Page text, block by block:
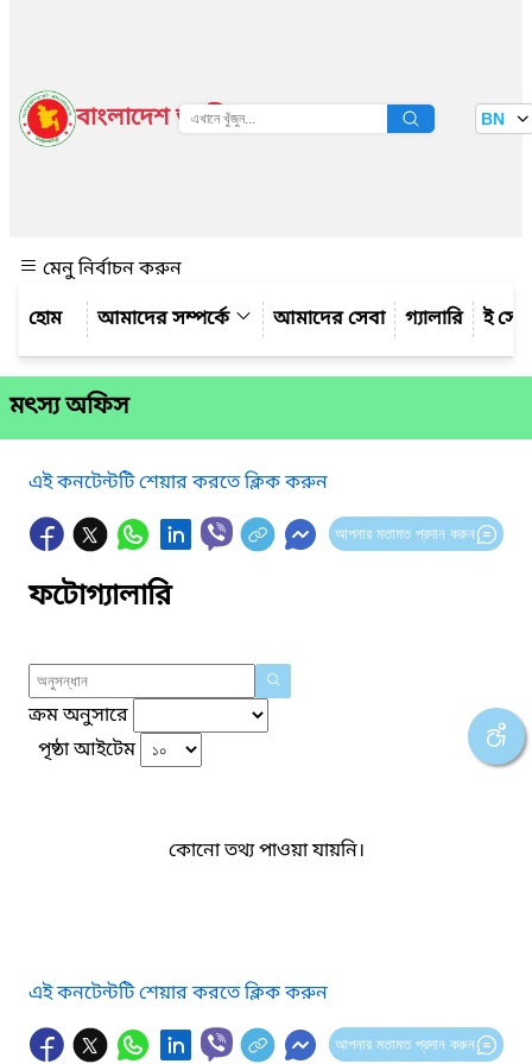
বাংলাদেশ জাতীয় তথ্য বাতায়ন BN
মেনু নির্বাচন করুন
আমাদের সম্পর্কে
আমাদের সেবা গ্যালারি ই
মৎস্য অফিস
এই কনটেন্টটি শেয়ার করতে ক্লিক করুন
আপনার মতামত প্রদান করুন
ফটোগ্যালারি
ক্রম অনুসারে
পৃষ্ঠা আইটেম
কোনো তথ্য পাওয়া যায়নি।
এই কনটেন্টটি শেয়ার করতে ক্লিক করুন
আপনার মতামত প্রদান করুন